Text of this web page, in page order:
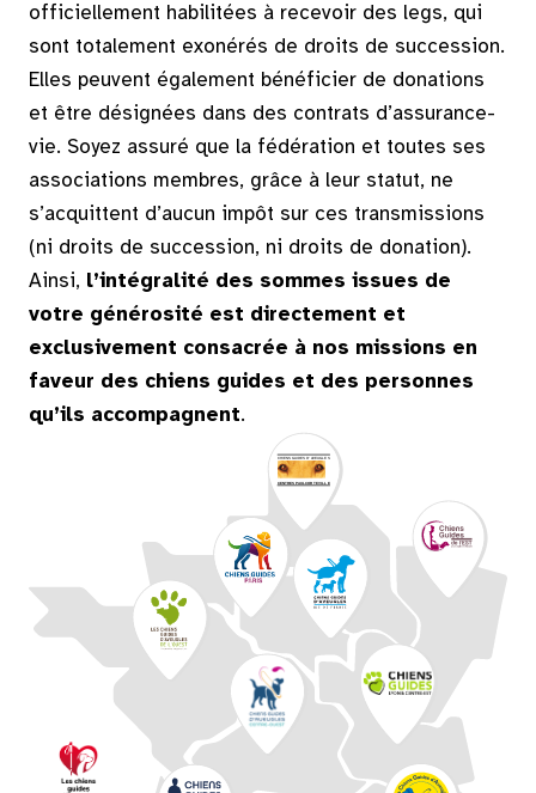
CHIENS GUIDES D’ AVEUGLES
CENTRES PAULCOR TEVILL E
officiellement habilitées à recevoir des legs, qui
sont totalement exonérés de droits de succession.
Elles peuvent également bénéficier de donations
et être désignées dans des contrats d’assurance-
vie. Soyez assuré que la fédération et toutes ses
associations membres, grâce à leur statut, ne
s’acquittent d’aucun impôt sur ces transmissions
(ni droits de succession, ni droits de donation).
Ainsi, l’intégralité des sommes issues de
votre générosité est directement et
exclusivement consacrée à nos missions en
faveur des chiens guides et des personnes
qu’ils accompagnent.